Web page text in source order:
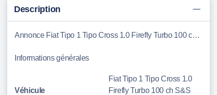
Description
Annonce Fiat Tipo 1 Tipo Cross 1.0 Firefly Turbo 100 ch S&S Pack Bony
Informations générales
Véhicule
Fiat Tipo 1 Tipo Cross 1.0
Firefly Turbo 100 ch S&S